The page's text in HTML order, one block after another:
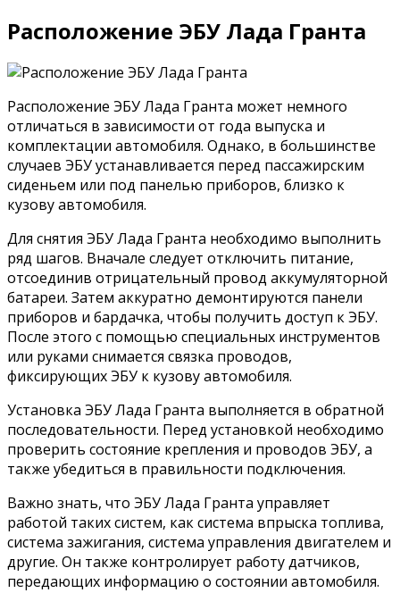
Расположение ЭБУ Лада Гранта
Расположение ЭБУ Лада Гранта может немного
отличаться в зависимости от года выпуска и
комплектации автомобиля. Однако, в большинстве
случаев ЭБУ устанавливается перед пассажирским
сиденьем или под панелью приборов, близко к
кузову автомобиля.
Для снятия ЭБУ Лада Гранта необходимо выполнить
ряд шагов. Вначале следует отключить питание,
отсоединив отрицательный провод аккумуляторной
батареи. Затем аккуратно демонтируются панели
приборов и бардачка, чтобы получить доступ к ЭБУ.
После этого с помощью специальных инструментов
или руками снимается связка проводов,
фиксирующих ЭБУ к кузову автомобиля.
Установка ЭБУ Лада Гранта выполняется в обратной
последовательности. Перед установкой необходимо
проверить состояние крепления и проводов ЭБУ, а
также убедиться в правильности подключения.
Важно знать, что ЭБУ Лада Гранта управляет
работой таких систем, как система впрыска топлива,
система зажигания, система управления двигателем и
другие. Он также контролирует работу датчиков,
передающих информацию о состоянии автомобиля.